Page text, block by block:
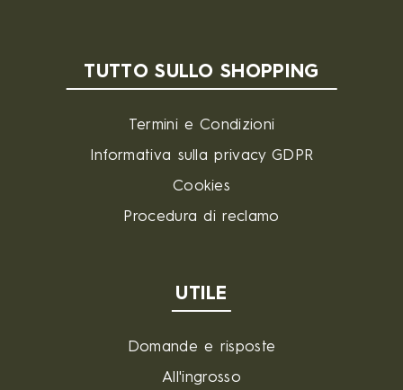
TUTTO SULLO SHOPPING
Termini e Condizioni
Informativa sulla privacy GDPR
Cookies
Procedura di reclamo
UTILE
Domande e risposte
All'ingrosso